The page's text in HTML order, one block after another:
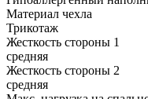
Материал чехла
Трикотаж
Жесткость стороны 1
средняя
Жесткость стороны 2
средняя